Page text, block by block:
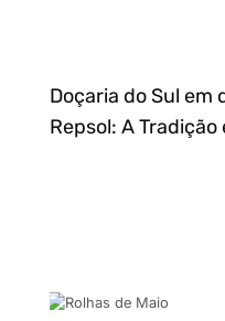
Doçaria do Sul em
Repsol: A